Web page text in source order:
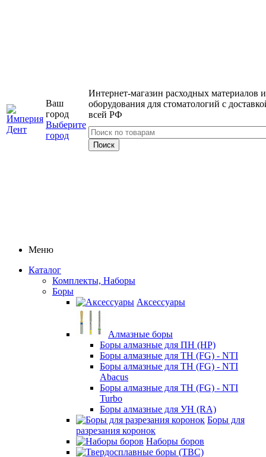
Ваш
город
Выберите
город
Интернет-магазин расходных материалов и
оборудования для стоматологий с
всей РФ
Меню
Каталог
Комплекты, Наборы
Боры
Аксессуары
Алмазные боры
Боры алмазные для ПН (HP)
Боры алмазные для ТН (FG) - NTI
Боры алмазные для ТН (FG) - NTI
Abacus
Боры алмазные для ТН (FG) - NTI
Turbo
Боры алмазные для УН (RA)
Боры для
разрезания коронок
Наборы боров